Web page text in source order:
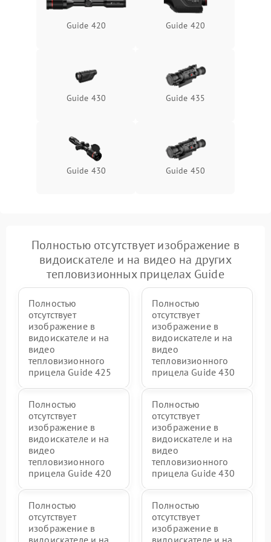
защиты от замыкания
Поломка системы защиты
от перенапряжения
Подробнее →
Guide 420 Guide 420
Guide 430 Guide 435
Guide 430 Guide 450
Полностью отсутствует изображение в
видоискателе и на видео на других
тепловизионных прицелах Guide
Полностью
отсутствует
изображение в
видоискателе и на
видео
тепловизионного
прицела Guide 425
Полностью
отсутствует
изображение в
видоискателе и на
видео
тепловизионного
прицела Guide 430
Полностью
отсутствует
изображение в
видоискателе и на
видео
тепловизионного
прицела Guide 420
Полностью
отсутствует
изображение в
видоискателе и на
видео
тепловизионного
прицела Guide 430
Полностью
отсутствует
изображение в
видоискателе и на
Полностью
отсутствует
изображение в
видоискателе и на